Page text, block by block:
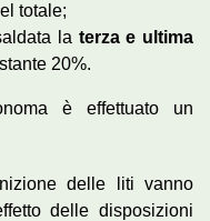
totale;
la terza e ultima
20%.
è effettuato un
delle liti vanno
delle disposizioni